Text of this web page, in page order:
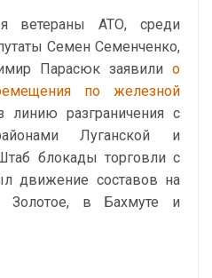
ветераны АТО, среди
Семен Семенченко,
Парасюк заявили о
по железной
линию разграничения с
Луганской и
блокады торговли с
движение составов на
Золотое, в Бахмуте и